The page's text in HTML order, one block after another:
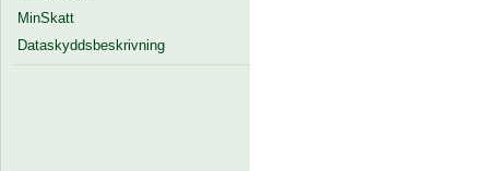
MinSkatt
Dataskyddsbeskrivning